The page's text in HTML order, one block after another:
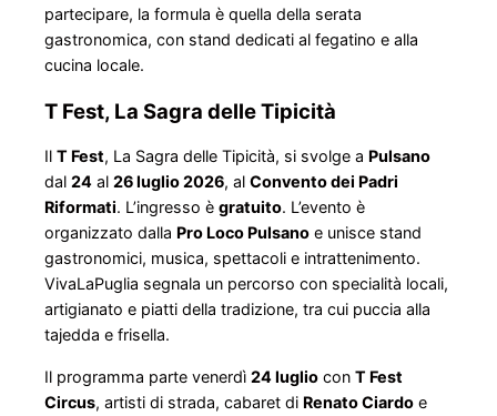
partecipare, la formula è quella della serata
gastronomica, con stand dedicati al fegatino e alla
cucina locale.
T Fest, La Sagra delle Tipicità
Il T Fest, La Sagra delle Tipicità, si svolge a Pulsano
dal 24 al 26 luglio 2026, al Convento dei Padri
Riformati. L’ingresso è gratuito. L’evento è
organizzato dalla Pro Loco Pulsano e unisce stand
gastronomici, musica, spettacoli e intrattenimento.
VivaLaPuglia segnala un percorso con specialità locali,
artigianato e piatti della tradizione, tra cui puccia alla
tajedda e frisella.
Il programma parte venerdì 24 luglio con T Fest
Circus, artisti di strada, cabaret di Renato Ciardo e